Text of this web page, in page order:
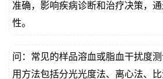
准确，影响疾病诊断和治疗决策，
性。
问：常见的样品溶血或脂血干扰度
用方法包括分光光度法、离心法、